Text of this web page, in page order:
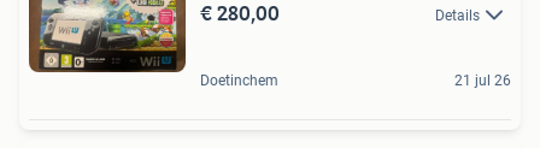
€ 280,00 Details
Doetinchem 21 jul 26